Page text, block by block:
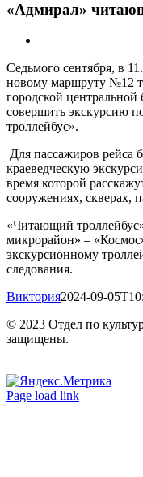
«Адмирал»
Image
Седьмого сентября, в
новому маршруту №12
городской
совершить экскурсию
троллейбус».
Для пассажиров рейса
краеведческую
время которой
сооружениях, скверах,
«Читающий
микрорайон» –
экскурсионному
следования.
Виктория2024-09-
© 2023 Отдел по
защищены.
Вконтакте
Одноклассники
Page load link